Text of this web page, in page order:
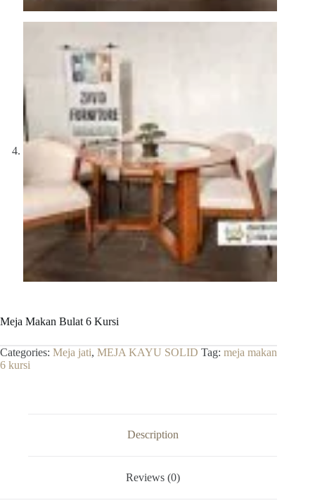
Meja Makan Bulat 6 Kursi
Categories: Meja jati, MEJA KAYU SOLID Tag: meja makan
6 kursi
Description
Reviews (0)